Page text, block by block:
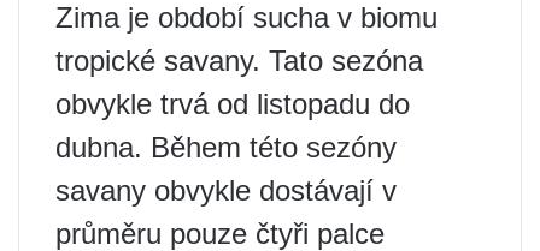
Zima je období sucha v biomu
tropické savany. Tato sezóna
obvykle trvá od listopadu do
dubna. Během této sezóny
savany obvykle dostávají v
průměru pouze čtyři palce